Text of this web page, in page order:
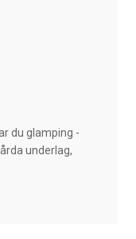
du glamping -
underlag,